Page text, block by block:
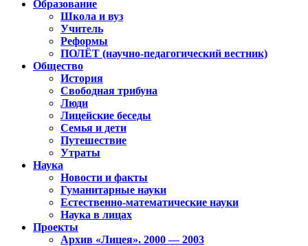
Образование
Школа и вуз
Учитель
Реформы
ПОЛЁТ (научно-педагогический вестник)
Общество
История
Свободная трибуна
Люди
Лицейские беседы
Семья и дети
Путешествие
Утраты
Наука
Новости и факты
Гуманитарные науки
Естественно-математические науки
Наука в лицах
Проекты
Архив «Лицея». 2000 — 2003